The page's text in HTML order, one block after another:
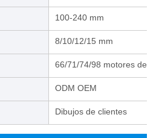
100-240 mm
8/10/12/15 mm
66/71/74/98 motores de
ODM OEM
Dibujos de clientes